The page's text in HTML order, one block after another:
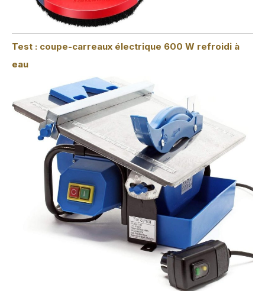
Test : coupe-carreaux électrique 600 W refroidi à
eau